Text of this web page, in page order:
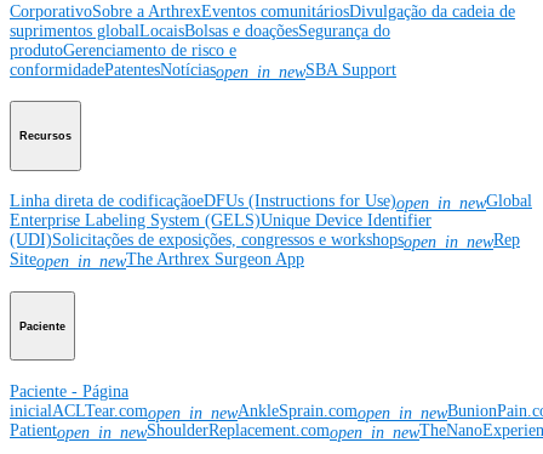
CorporativoSobre a ArthrexEventos comunitáriosDivulgação da cadeia de
suprimentos globalLocaisBolsas e doaçõesSegurança do
produtoGerenciamento de risco e
conformidadePatentesNotíciasopen_in_newSBA Support
Recursos
Linha direta de codificaçãoeDFUs (Instructions for Use)open_in_newGlobal
Enterprise Labeling System (GELS)Unique Device Identifier
(UDI)Solicitações de exposições, congressos e workshopsopen_in_newRep
Siteopen_in_newThe Arthrex Surgeon App
Paciente
Paciente - Página
inicial ACLTear.comopen_in_newAnkleSprain.comopen_in_new
Patientopen_in_newShoulderReplacement.comopen_in_new